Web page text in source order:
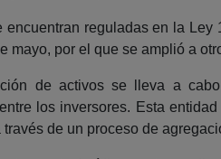
encuentran reguladas en la
mayo, por el que se amplió a
de activos se lleva a
los inversores. Esta
de un proceso de